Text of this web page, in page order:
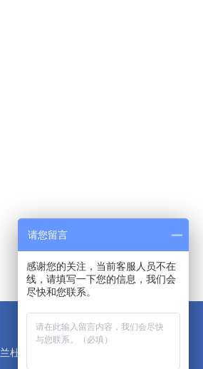
兰杜简介
请您留言
感谢您的关注，当前客服人员不在
线，请填写一下您的信息，我们会
尽快和您联系。